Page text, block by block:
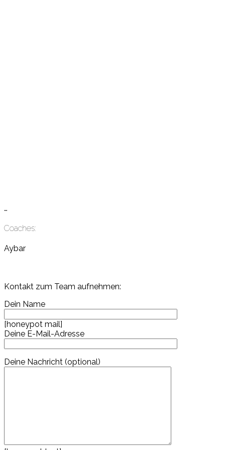
…
Coaches:
Aybar
Kontakt zum Team aufnehmen:
Dein Name
[honeypot mail]
Deine E-Mail-Adresse
Deine Nachricht (optional)